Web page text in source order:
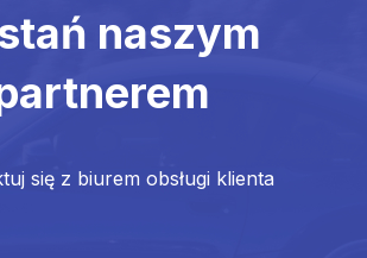
naszym
się z biurem obsługi klienta